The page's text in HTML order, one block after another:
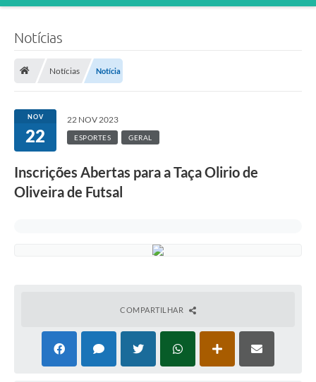
A Prefeitura
Notícias
Secretarias
Arquivos para Download
Notícias
Notícias Notícia
NOV
22
22 NOV 2023
ESPORTES GERAL
Inscrições Abertas para a Taça Olirio de
Oliveira de Futsal
COMPARTILHAR